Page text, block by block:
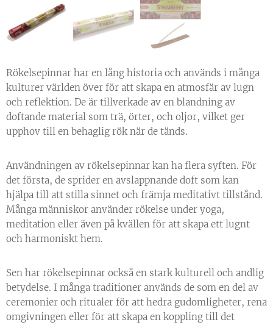
Rökelsepinnar har en lång historia och används i många
kulturer världen över för att skapa en atmosfär av lugn
och reflektion. De är tillverkade av en blandning av
doftande material som trä, örter, och oljor, vilket ger
upphov till en behaglig rök när de tänds.
Användningen av rökelsepinnar kan ha flera syften. För
det första, de sprider en avslappnande doft som kan
hjälpa till att stilla sinnet och främja meditativt tillstånd.
Många människor använder rökelse under yoga,
meditation eller även på kvällen för att skapa ett lugnt
och harmoniskt hem.
Sen har rökelsepinnar också en stark kulturell och andlig
betydelse. I många traditioner används de som en del av
ceremonier och ritualer för att hedra gudomligheter, rena
omgivningen eller för att skapa en koppling till det